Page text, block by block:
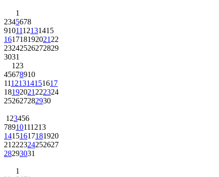
1
2345678
9101112131415
161718192021 22
23242526272829
3031
1 23
45678910
11121314151617
18192021 222324
252627282930
1 23456
78910111213
14151617181920
21 222324252627
28293031
1